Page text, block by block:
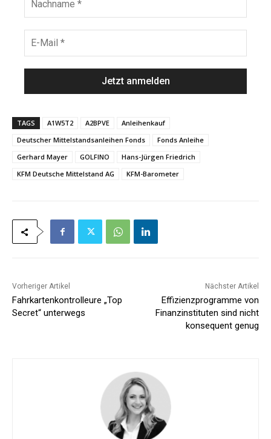
m
c
h
a
M
a
l
TAGS A1W5T2 A2BPVE
Anleihenkauf
Deutscher Mittelstandsanleihen Fonds
Fonds Anleihe
Gerhard Mayer
GOLFINO
Hans-Jürgen Friedrich
KFM Deutsche Mittelstand AG
KFM-Barometer
Vorheriger Artikel
Fahrkartenkontrolleure „Top
Secret“ unterwegs
Nächster Artikel
Effizienzprogramme von
Finanzinstituten sind nicht
konsequent genug